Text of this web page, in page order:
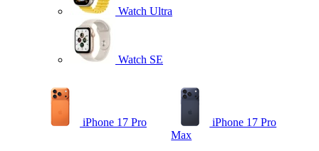
Watch Ultra
Watch SE
iPhone 17 Pro
iPhone 17 Pro
Max